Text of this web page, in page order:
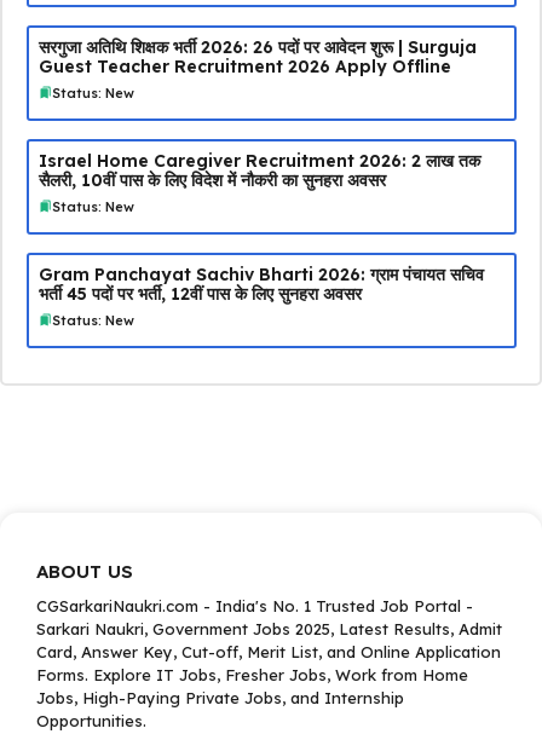
सरगुजा अतिथि शिक्षक भर्ती 2026: 26 पदों पर आवेदन शुरू | Surguja
Guest Teacher Recruitment 2026 Apply Offline
Status: New
Israel Home Caregiver Recruitment 2026: ₹2 लाख तक
सैलरी, 10वीं पास के लिए विदेश में नौकरी का सुनहरा अवसर
Status: New
Gram Panchayat Sachiv Bharti 2026: ग्राम पंचायत सचिव
भर्ती 45 पदों पर भर्ती, 12वीं पास के लिए सुनहरा अवसर
Status: New
ABOUT US
CGSarkariNaukri.com - India's No. 1 Trusted Job Portal -
Sarkari Naukri, Government Jobs 2025, Latest Results, Admit
Card, Answer Key, Cut-off, Merit List, and Online Application
Forms. Explore IT Jobs, Fresher Jobs, Work from Home
Jobs, High-Paying Private Jobs, and Internship
Opportunities.